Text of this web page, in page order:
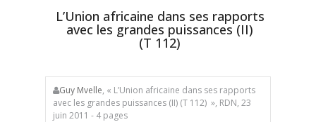
L’Union africaine dans ses rapports
avec les grandes puissances (II)
(T 112)
Guy Mvelle, « L’Union africaine dans ses rapports
avec les grandes puissances (II) (T 112) », RDN, 23
juin 2011 - 4 pages